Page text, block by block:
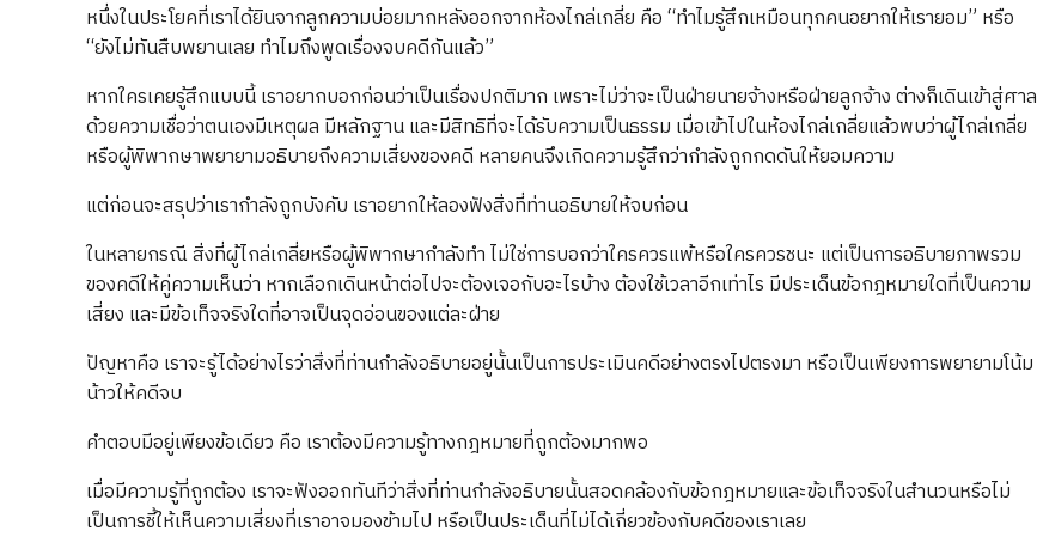
หนึ่งในประโยคที่เราได้ยินจากลูกความบ่อยมากหลังออกจากห้องไกล่เกลี่ย คือ “ทำไมรู้สึกเหมือนทุกคนอยากให้เรายอม” หรือ
“ยังไม่ทันสืบพยานเลย ทำไมถึงพูดเรื่องจบคดีกันแล้ว”
หากใครเคยรู้สึกแบบนี้ เราอยากบอกก่อนว่าเป็นเรื่องปกติมาก เพราะไม่ว่าจะเป็นฝ่ายนายจ้างหรือฝ่ายลูกจ้าง ต่างก็เดินเข้าสู่ศาล
ด้วยความเชื่อว่าตนเองมีเหตุผล มีหลักฐาน และมีสิทธิที่จะได้รับความเป็นธรรม เมื่อเข้าไปในห้องไกล่เกลี่ยแล้วพบว่าผู้ไกล่เกลี่ย
หรือผู้พิพากษาพยายามอธิบายถึงความเสี่ยงของคดี หลายคนจึงเกิดความรู้สึกว่ากำลังถูกกดดันให้ยอมความ
แต่ก่อนจะสรุปว่าเรากำลังถูกบังคับ เราอยากให้ลองฟังสิ่งที่ท่านอธิบายให้จบก่อน
ในหลายกรณี สิ่งที่ผู้ไกล่เกลี่ยหรือผู้พิพากษากำลังทำ ไม่ใช่การบอกว่าใครควรแพ้หรือใครควรชนะ แต่เป็นการอธิบายภาพรวม
ของคดีให้คู่ความเห็นว่า หากเลือกเดินหน้าต่อไปจะต้องเจอกับอะไรบ้าง ต้องใช้เวลาอีกเท่าไร มีประเด็นข้อกฎหมายใดที่เป็นความ
เสี่ยง และมีข้อเท็จจริงใดที่อาจเป็นจุดอ่อนของแต่ละฝ่าย
ปัญหาคือ เราจะรู้ได้อย่างไรว่าสิ่งที่ท่านกำลังอธิบายอยู่นั้นเป็นการประเมินคดีอย่างตรงไปตรงมา หรือเป็นเพียงการพยายามโน้ม
น้าวให้คดีจบ
คำตอบมีอยู่เพียงข้อเดียว คือ เราต้องมีความรู้ทางกฎหมายที่ถูกต้องมากพอ
เมื่อมีความรู้ที่ถูกต้อง เราจะฟังออกทันทีว่าสิ่งที่ท่านกำลังอธิบายนั้นสอดคล้องกับข้อกฎหมายและข้อเท็จจริงในสำนวนหรือไม่
เป็นการชี้ให้เห็นความเสี่ยงที่เราอาจมองข้ามไป หรือเป็นประเด็นที่ไม่ได้เกี่ยวข้องกับคดีของเราเลย